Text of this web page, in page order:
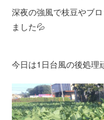
深夜の強風で枝豆やブ
ました💦
今日は1日台風の後処理